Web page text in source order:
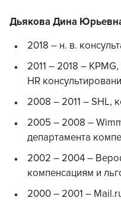
Дьякова Дина
2018 – н. в.
2011 – 2018 –
HR
2008 – 2011 – SHL,
2005 – 2008 –
департамента
2002 – 2004 –
компенсациям и
2000 – 2001 –